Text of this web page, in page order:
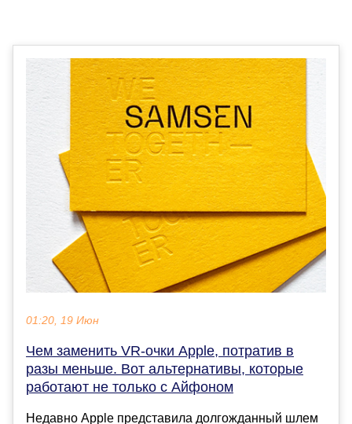
01:20, 19 Июн
Чем заменить VR-очки Apple, потратив в
разы меньше. Вот альтернативы, которые
работают не только с Айфоном
Недавно Apple представила долгожданный шлем